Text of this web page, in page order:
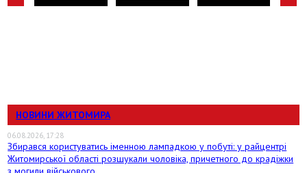
НОВИНИ ЖИТОМИРА
06.08.2026, 17:28
Збирався користуватись іменною лампадкою у побуті: у райцентрі
Житомирської області розшукали чоловіка, причетного до крадіжки